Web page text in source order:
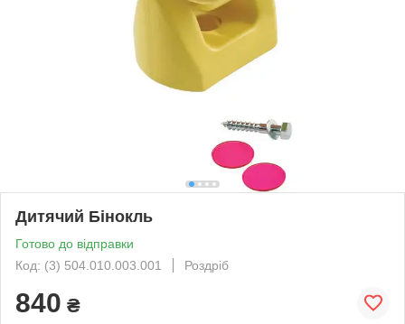
Дитячий Бінокль
Готово до відправки
Код: (3) 504.010.003.001
Роздріб
840 ₴